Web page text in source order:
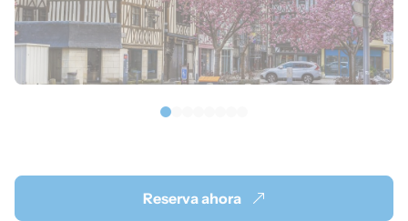
Reserva ahora